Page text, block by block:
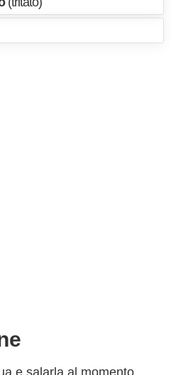
e salarla al momento